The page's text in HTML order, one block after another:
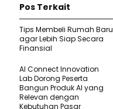
Pos Terkait
Tips Membeli Rumah Baru
agar Lebih Siap Secara
Finansial
AI Connect Innovation
Lab Dorong Peserta
Bangun Produk AI yang
Relevan dengan
Kebutuhan Pasar